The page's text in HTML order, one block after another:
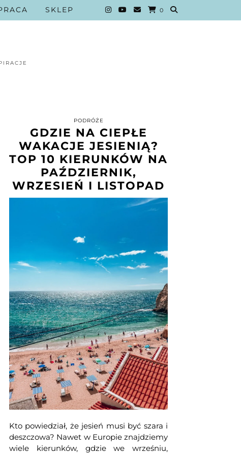
SKLEP 0
PODRÓŻE
GDZIE NA CIEPŁE
WAKACJE JESIENIĄ?
TOP 10 KIERUNKÓW NA
PAŹDZIERNIK,
WRZESIEŃ I LISTOPAD
Kto powiedział, że jesień musi być szara i
deszczowa? Nawet w Europie znajdziemy
wiele kierunków, gdzie we wrześniu,